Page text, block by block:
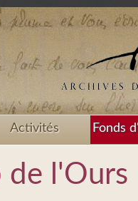
Activités Fonds
de l'Ours